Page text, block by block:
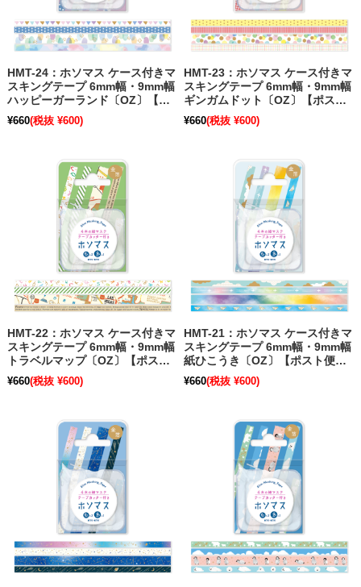
HMT-24：ホソマス ケース付きマ
スキングテープ 6mm幅・9mm幅
ハッピーガーランド〔OZ〕【ポ
スト便不可】
¥660(税抜 ¥600)
HMT-23：ホソマス ケース付きマ
スキングテープ 6mm幅・9mm幅
ギンガムドット〔OZ〕【ポスト
便不可】【在庫限り】
¥660(税抜 ¥600)
HMT-22：ホソマス ケース付きマ
スキングテープ 6mm幅・9mm幅
トラベルマップ〔OZ〕【ポスト
便不可】
¥660(税抜 ¥600)
HMT-21：ホソマス ケース付きマ
スキングテープ 6mm幅・9mm幅
紙ひこうき〔OZ〕【ポスト便不
可】【在庫限り】
¥660(税抜 ¥600)